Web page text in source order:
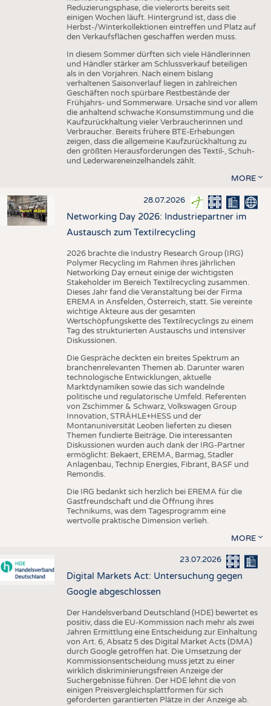
Reduzierungsphase, die vielerorts bereits seit
einigen Wochen läuft. Hintergrund ist, dass die
Herbst-/Winterkollektionen eintreffen und Platz auf
den Verkaufsflächen geschaffen werden muss.
In diesem Sommer dürften sich viele Händlerinnen
und Händler stärker am Schlussverkauf beteiligen
als in den Vorjahren. Nach einem bislang
verhaltenen Saisonverlauf liegen in zahlreichen
Geschäften noch spürbare Restbestände der
Frühjahrs- und Sommerware. Ursache sind vor allem
die anhaltend schwache Konsumstimmung und die
Kaufzurückhaltung vieler Verbraucherinnen und
Verbraucher. Bereits frühere BTE-Erhebungen
zeigen, dass die allgemeine Kaufzurückhaltung zu
den größten Herausforderungen des Textil-, Schuh-
und Lederwareneinzelhandels zählt.
MORE
28.07.2026
Networking Day 2026: Industriepartner im
Austausch zum Textilrecycling
2026 brachte die Industry Research Group (IRG)
Polymer Recycling im Rahmen ihres jährlichen
Networking Day erneut einige der wichtigsten
Stakeholder im Bereich Textilrecycling zusammen.
Dieses Jahr fand die Veranstaltung bei der Firma
EREMA in Ansfelden, Österreich, statt. Sie vereinte
wichtige Akteure aus der gesamten
Wertschöpfungskette des Textilrecyclings zu einem
Tag des strukturierten Austauschs und intensiver
Diskussionen.
Die Gespräche deckten ein breites Spektrum an
branchenrelevanten Themen ab. Darunter waren
technologische Entwicklungen, aktuelle
Marktdynamiken sowie das sich wandelnde
politische und regulatorische Umfeld. Referenten
von Zschimmer & Schwarz, Volkswagen Group
Innovation, STRÄHLE+HESS und der
Montanuniversität Leoben lieferten zu diesen
Themen fundierte Beiträge. Die interessanten
Diskussionen wurden auch dank der IRG-Partner
ermöglicht: Bekaert, EREMA, Barmag, Stadler
Anlagenbau, Technip Energies, Fibrant, BASF und
Remondis.
Die IRG bedankt sich herzlich bei EREMA für die
Gastfreundschaft und die Öffnung ihres
Technikums, was dem Tagesprogramm eine
wertvolle praktische Dimension verlieh.
MORE
23.07.2026
Digital Markets Act: Untersuchung gegen
Google abgeschlossen
Der Handelsverband Deutschland (HDE) bewertet es
positiv, dass die EU-Kommission nach mehr als zwei
Jahren Ermittlung eine Entscheidung zur Einhaltung
von Art. 6, Absatz 5 des Digital Market Acts (DMA)
durch Google getroffen hat. Die Umsetzung der
Kommissionsentscheidung muss jetzt zu einer
wirklich diskriminierungsfreien Anzeige der
Suchergebnisse führen. Der HDE lehnt die von
einigen Preisvergleichsplattformen für sich
geforderten garantierten Plätze in der Anzeige ab.